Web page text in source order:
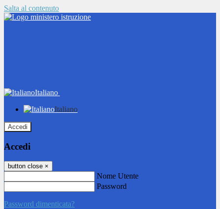
Salta al contenuto
Italiano
Italiano
Accedi
Accedi
button close ×
Nome Utente
Password
Password dimenticata?